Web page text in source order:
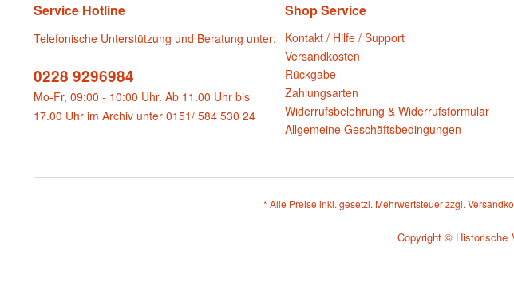
Service Hotline
Telefonische Unterstützung und Beratung unter:
0228 9296984
Mo-Fr, 09:00 - 10:00 Uhr. Ab 11.00 Uhr bis
17.00 Uhr im Archiv unter 0151/ 584 530 24
Shop Service
Kontakt / Hilfe / Support
Versandkosten
Rückgabe
Zahlungsarten
Widerrufsbelehrung & Widerrufsformular
Allgemeine Geschäftsbedingungen
* Alle Preise inkl. gesetzl. Mehrwertsteuer zzgl.
Copyright © Historische